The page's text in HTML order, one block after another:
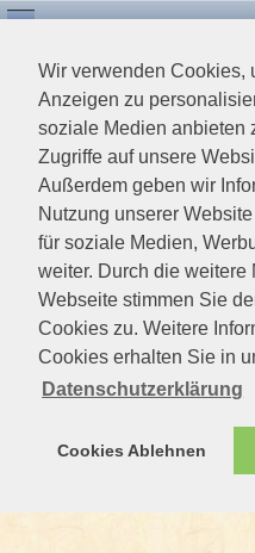
Wir verwenden Cookies,
Anzeigen zu
soziale Medien anbieten
Zugriffe auf unsere
Außerdem geben wir
Nutzung unserer
für soziale Medien,
weiter. Durch die weitere
Webseite stimmen Sie
Cookies zu. Weitere
Cookies erhalten Sie in
Datenschutzerklärung
Cookies Ablehnen